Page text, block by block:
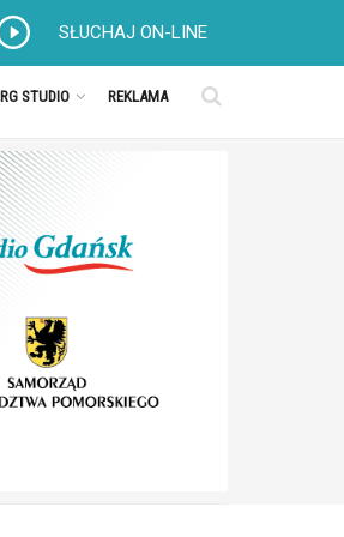
SŁUCHAJ ON-LINE
RG STUDIO REKLAMA